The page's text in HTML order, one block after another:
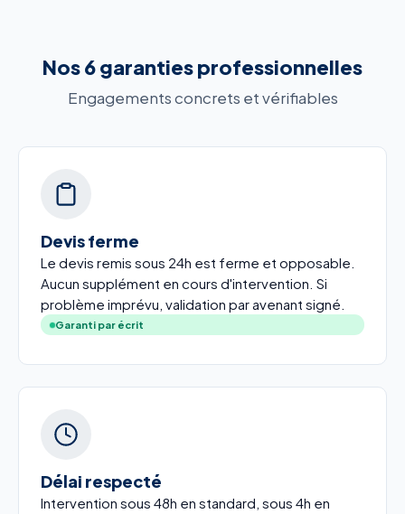
Nos 6 garanties professionnelles
Engagements concrets et vérifiables
Devis ferme
Le devis remis sous 24h est ferme et opposable.
Aucun supplément en cours d'intervention. Si
problème imprévu, validation par avenant signé.
Garanti par écrit
Délai respecté
Intervention sous 48h en standard, sous 4h en